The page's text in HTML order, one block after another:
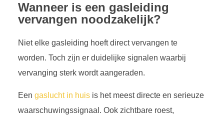
Wanneer is een gasleiding
vervangen noodzakelijk?
Niet elke gasleiding hoeft direct vervangen te
worden. Toch zijn er duidelijke signalen waarbij
vervanging sterk wordt aangeraden.
Een gaslucht in huis is het meest directe en serieuze
waarschuwingssignaal. Ook zichtbare roest,